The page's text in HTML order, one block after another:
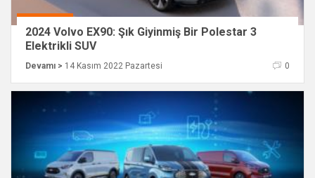
2024 Volvo EX90: Şık Giyinmiş Bir Polestar 3
Elektrikli SUV
Devamı > 14 Kasım 2022 Pazartesi 0